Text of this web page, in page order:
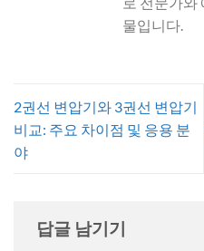
물입니다.
2권선 변압기와 3권선 변압기
비교: 주요 차이점 및 응용 분
야
답글 남기기